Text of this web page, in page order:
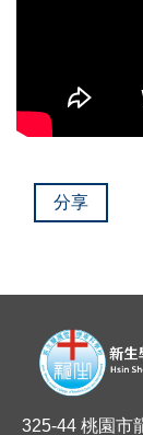
分享
325-44 桃園市